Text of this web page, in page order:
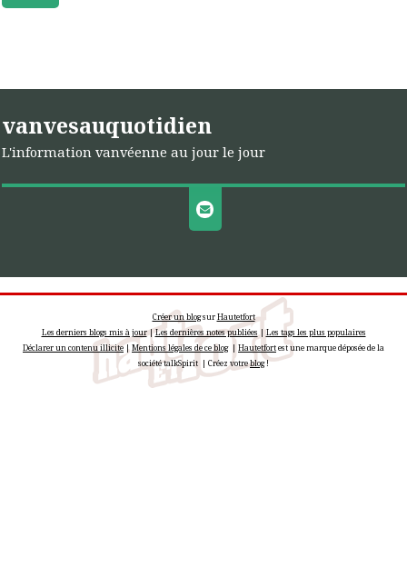
vanvesauquotidien
L'information vanvéenne au jour le jour
Créer un blogsurHautetfort
Les derniers blogs mis à jour|Les dernières notes publiées |Les tags les plus populaires
Déclarer un contenu illicite|Mentions légales de ce blog| Hautetfortest une marque déposée de la
société talkSpirit | Créez votreblog!